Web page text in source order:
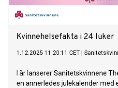
Kvinnehelsefakta i 24 luker
1.12.2025 11:20:11 CET
I år lanserer Sanitetskvinnene
en annerledes julekalender med